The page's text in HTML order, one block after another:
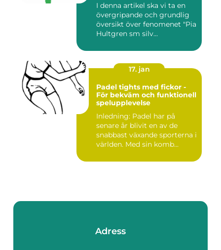
unika och vackra smycken i
silver
I denna artikel ska vi ta en
övergripande och grundlig
översikt över fenomenet "Pia
Hultgren sm silv...
17. jan
Padel tights med fickor -
För bekväm och funktionell
spelupplevelse
Inledning: Padel har på
senare år blivit en av de
snabbast växande sporterna i
världen. Med sin komb...
Adress